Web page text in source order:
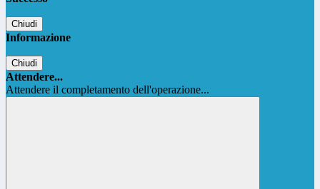
Chiudi
Informazione
Chiudi
Attendere...
Attendere il completamento dell'operazione...